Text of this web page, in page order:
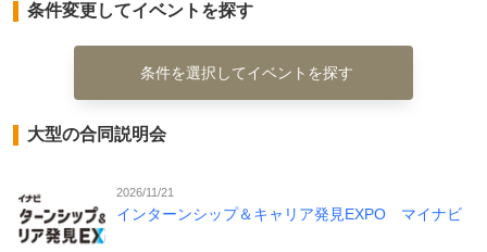
条件変更してイベントを探す
条件を選択してイベントを探す
大型の合同説明会
2026/11/21
インターンシップ＆キャリア発見EXPO マイナビ